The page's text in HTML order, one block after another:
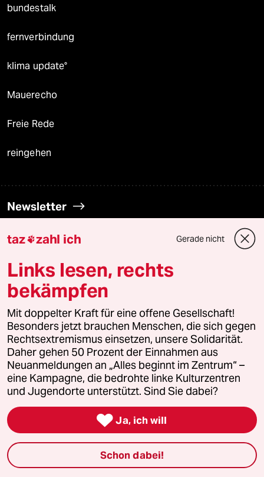
bundestalk
fernverbindung
klima update°
Mauerecho
Freie Rede
reingehen
Newsletter
team zukunft
taz frisch
taz zahl ich
taz lab Infobrief
Veranstaltungen
Demnächst
Vor Ort
taz zahl ich Gerade nicht
Links lesen, rechts
bekämpfen
Mit doppelter Kraft für eine offene Gesellschaft!
Besonders jetzt brauchen Menschen, die sich gegen
Rechtsextremismus einsetzen, unsere Solidarität.
Daher gehen 50 Prozent der Einnahmen aus
Neuanmeldungen an „Alles beginnt im Zentrum“ –
eine Kampagne, die bedrohte linke Kulturzentren
und Jugendorte unterstützt. Sind Sie dabei?
 Ja, ich will
Schon dabei!